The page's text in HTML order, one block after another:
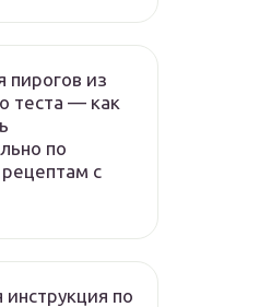
пирогов из
теста — как
по
с
инструкция по